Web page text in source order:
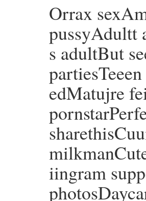
Orrax
pussyAdultt
s adultBut
edMatujre
iingram